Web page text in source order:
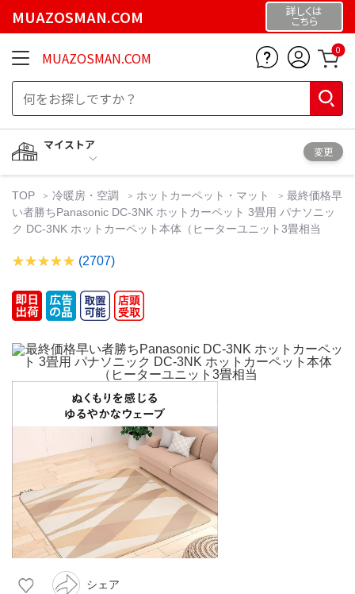
MUAZOSMAN.COM 詳しくは
こちら
MUAZOSMAN.COM 0
マイストア
変更
TOP 冷暖房・空調 ホットカーペット・マット
最終価格早
い者勝ちPanasonic DC-3NK ホットカーペット 3畳用 パナソニッ
ク DC-3NK ホットカーペット本体（ヒーターユニット3畳相当
(2707)
シェア